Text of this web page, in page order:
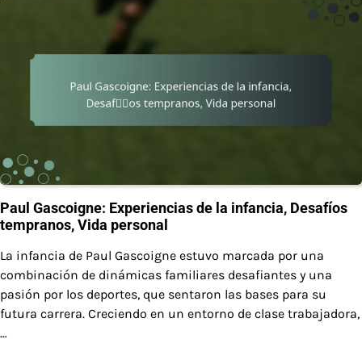
Paul Gascoigne: Experiencias de la infancia, Desafíos
tempranos, Vida personal
La infancia de Paul Gascoigne estuvo marcada por una
combinación de dinámicas familiares desafiantes y una
pasión por los deportes, que sentaron las bases para su
futura carrera. Creciendo en un entorno de clase trabajadora,
…